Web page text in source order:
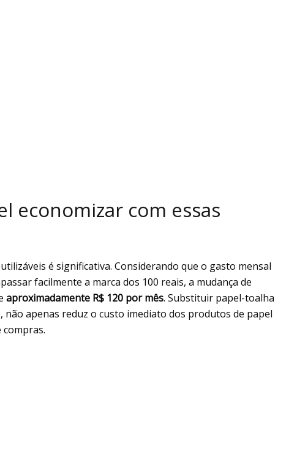
economizar com essas
é significativa. Considerando que o gasto mensal
facilmente a marca dos 100 reais, a mudança de
aproximadamente R$ 120 por mês. Substituir papel-toalha
apenas reduz o custo imediato dos produtos de papel